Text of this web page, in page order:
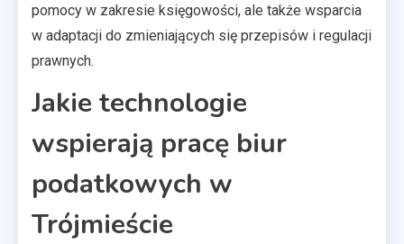
pomocy w zakresie księgowości, ale także wsparcia
w adaptacji do zmieniających się przepisów i regulacji
prawnych.
Jakie technologie
wspierają pracę biur
podatkowych w
Trójmieście